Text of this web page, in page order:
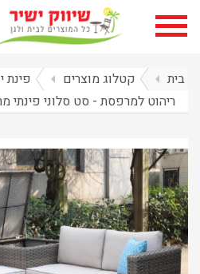
בית arrow_left קטלוג מוצרים arrow_left פינת
ריהוט למרפסת - סט סלוני פינתי